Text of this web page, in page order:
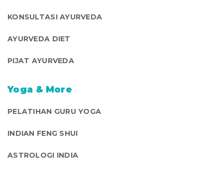
KONSULTASI AYURVEDA
AYURVEDA DIET
PIJAT AYURVEDA
Yoga & More
PELATIHAN GURU YOGA
INDIAN FENG SHUI
ASTROLOGI INDIA